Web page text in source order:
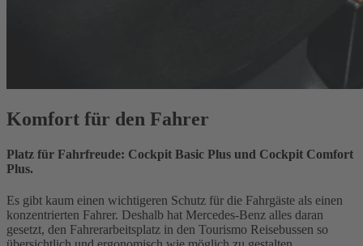
Komfort für den Fahrer
Platz für Fahrfreude: Cockpit Basic Plus und Cockpit Comfort
Plus.
Es gibt kaum einen wichtigeren Schutz für die Fahrgäste als einen
konzentrierten Fahrer. Deshalb hat Mercedes-Benz alles daran
gesetzt, den Fahrerarbeitsplatz in den Tourismo Reisebussen so